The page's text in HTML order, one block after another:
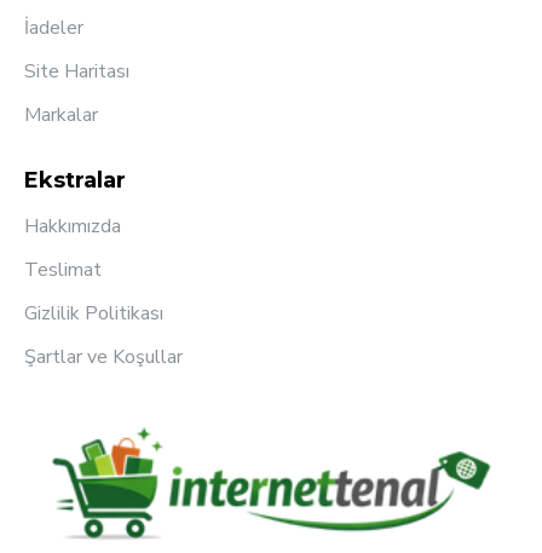
İadeler
Site Haritası
Markalar
Ekstralar
Hakkımızda
Teslimat
Gizlilik Politikası
Şartlar ve Koşullar